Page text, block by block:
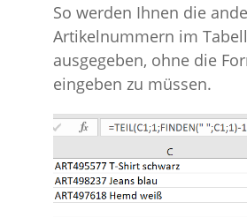
So werden Ihnen die
Artikelnummern im
ausgegeben, ohne die
eingeben zu müssen.